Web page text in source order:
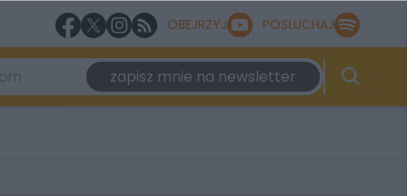
OBEJRZYJ POSŁUCHAJ
zapisz mnie na newsletter